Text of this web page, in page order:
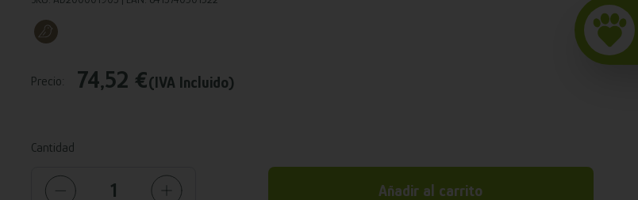
Precio: 74,52 €(IVA Incluido)
Cantidad
Añadir al carrito